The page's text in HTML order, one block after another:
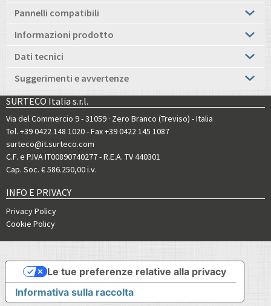
Pannelli compatibili
Informazioni prodotto
Dati tecnici
Suggerimenti e avvertenze
SURTECO Italia s.r.l.
Via del Commercio 9 - 31059 · Zero Branco (Treviso) - Italia
Tel. +39 0422 148 1020- Fax +39 0422 145 1087
surteco@it.surteco.com
C.F. e P.IVA IT00890740277 - R.E.A. TV 440301
Cap. Soc. € 586.250,00 i.v.
INFO E PRIVACY
Privacy Policy
Cookie Policy
Informativa sulla raccolta
Le tue preferenze relative alla privacy